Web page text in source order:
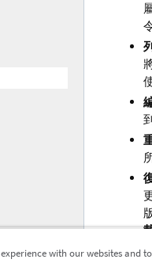
with our websites and